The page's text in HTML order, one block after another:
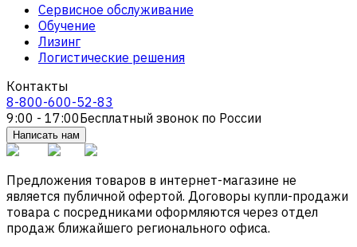
Сервисное обслуживание
Обучение
Лизинг
Логистические решения
Контакты
8-800-600-52-83
9:00 - 17:00Бесплатный звонок по России
Написать нам
Предложения товаров в интернет-магазине не
является публичной офертой. Договоры купли-продажи
товара с посредниками оформляются через отдел
продаж ближайшего регионального офиса.